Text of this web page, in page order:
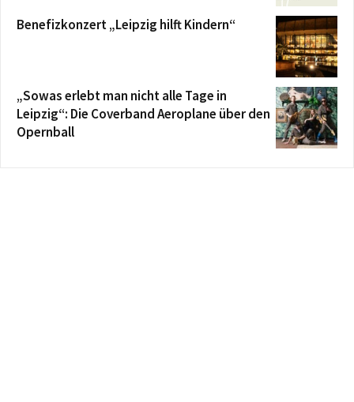
Benefizkonzert „Leipzig hilft Kindern“
„Sowas erlebt man nicht alle Tage in
Leipzig“: Die Coverband Aeroplane über den
Opernball